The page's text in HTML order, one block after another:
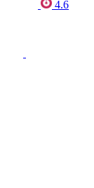
4.6